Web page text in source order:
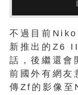
不過目前
新推出的Z6
話，後繼還會
前國外有網友
傳Zf的影像